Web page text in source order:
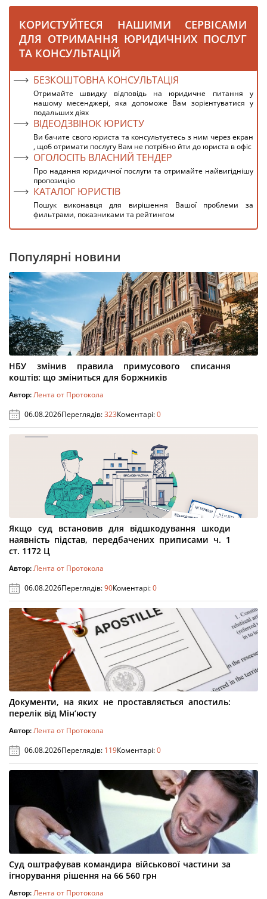
КОРИСТУЙТЕСЯ НАШИМИ СЕРВІСАМИ
ДЛЯ ОТРИМАННЯ ЮРИДИЧНИХ ПОСЛУГ
ТА КОНСУЛЬТАЦІЙ
БЕЗКОШТОВНА КОНСУЛЬТАЦІЯ
Отримайте швидку відповідь на юридичне питання у
нашому месенджері, яка допоможе Вам зорієнтуватися у
подальших діях
ВІДЕОДЗВІНОК ЮРИСТУ
Ви бачите свого юриста та консультуєтесь з ним через екран
, щоб отримати послугу Вам не потрібно йти до юриста в офіс
ОГОЛОСІТЬ ВЛАСНИЙ ТЕНДЕР
Про надання юридичної послуги та отримайте найвигіднішу
пропозицію
КАТАЛОГ ЮРИСТІВ
Пошук виконавця для вирішення Вашої проблеми за
фильтрами, показниками та рейтингом
Популярні новини
НБУ змінив правила примусового списання
коштів: що зміниться для боржників
Автор:Лента от Протокола
06.08.2026Переглядів:323Коментарі:0
Якщо суд встановив для відшкодування шкоди
наявність підстав, передбачених приписами ч. 1
ст. 1172 Ц
Автор:Лента от Протокола
06.08.2026Переглядів:90Коментарі:0
Документи, на яких не проставляється апостиль:
перелік від Мін’юсту
Автор:Лента от Протокола
06.08.2026Переглядів: 119Коментарі:0
Суд оштрафував командира військової частини за
ігнорування рішення на 66 560 грн
Автор:Лента от Протокола